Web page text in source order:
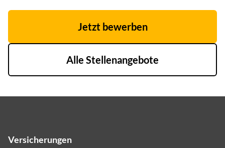
Jetzt bewerben
Alle Stellenangebote
Versicherungen